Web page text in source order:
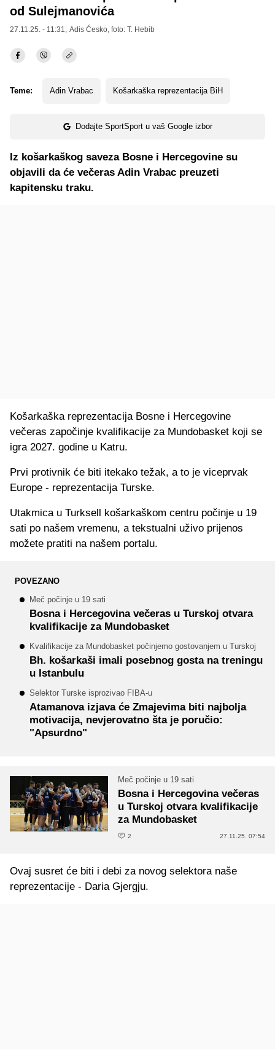
od Sulejmanovića
27.11.25. - 11:31, Adis Ćesko , foto: T. Hebib
Teme: Adin Vrabac Košarkaška reprezentacija BiH
Dodajte SportSport u vaš Google izbor
Iz košarkaškog saveza Bosne i Hercegovine su
objavili da će večeras Adin Vrabac preuzeti
kapitensku traku.
Košarkaška reprezentacija Bosne i Hercegovine
večeras započinje kvalifikacije za Mundobasket koji se
igra 2027. godine u Katru.
Prvi protivnik će biti itekako težak, a to je viceprvak
Europe - reprezentacija Turske.
Utakmica u Turksell košarkaškom centru počinje u 19
sati po našem vremenu, a tekstualni uživo prijenos
možete pratiti na našem portalu.
POVEZANO
Meč počinje u 19 sati
Bosna i Hercegovina večeras u Turskoj otvara
kvalifikacije za Mundobasket
Kvalifikacije za Mundobasket počinjemo gostovanjem u Turskoj
Bh. košarkaši imali posebnog gosta na treningu
u Istanbulu
Selektor Turske isprozivao FIBA-u
Atamanova izjava će Zmajevima biti najbolja
motivacija, nevjerovatno šta je poručio:
"Apsurdno"
Meč počinje u 19 sati
Bosna i Hercegovina večeras
u Turskoj otvara kvalifikacije
za Mundobasket
2 27.11.25. 07:54
Ovaj susret će biti i debi za novog selektora naše
reprezentacije - Daria Gjergju.